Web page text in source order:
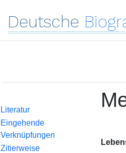
Deutsche
Literatur
Eingehende
Verknüpfungen
Zitierweise